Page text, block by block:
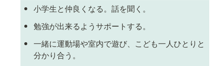
小学生と仲良くなる。話を聞く。
勉強が出来るようサポートする。
一緒に運動場や室内で遊び、こども一人ひとりと
分かり合う。